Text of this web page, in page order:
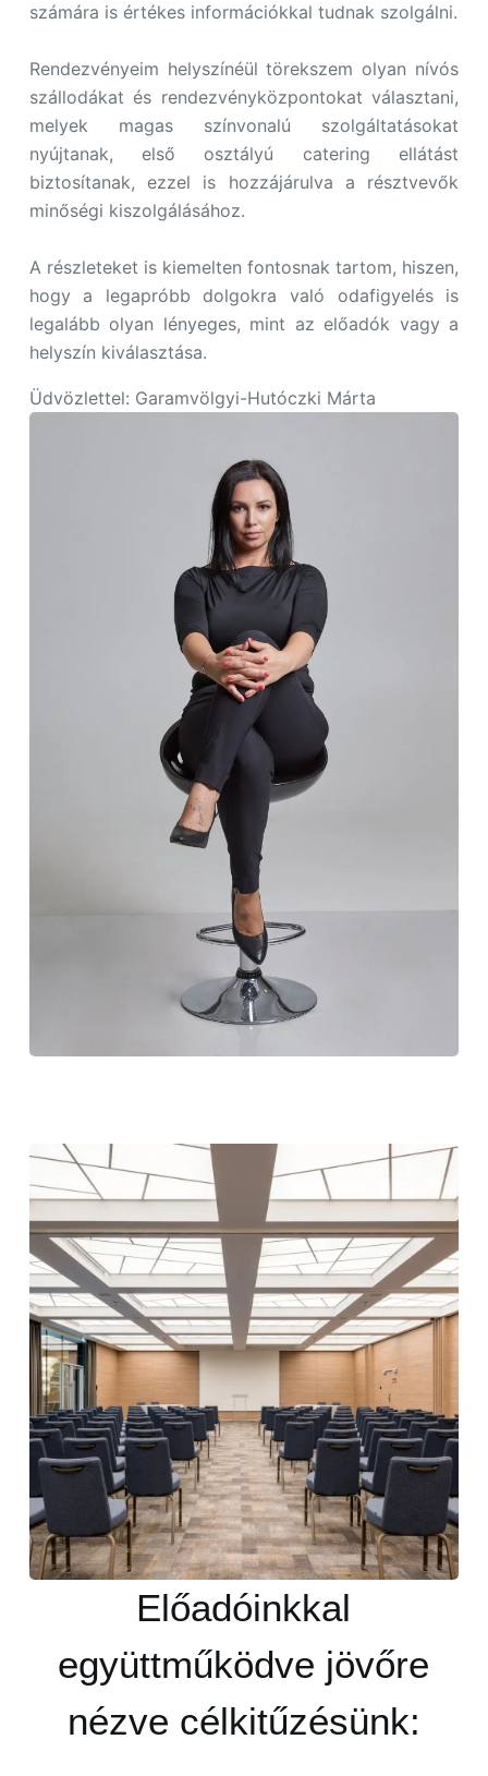
számára is értékes információkkal tudnak szolgálni.
Rendezvényeim helyszínéül törekszem olyan nívós
szállodákat és rendezvényközpontokat választani,
melyek magas színvonalú szolgáltatásokat
nyújtanak, első osztályú catering ellátást
biztosítanak, ezzel is hozzájárulva a résztvevők
minőségi kiszolgálásához.
A részleteket is kiemelten fontosnak tartom, hiszen,
hogy a legapróbb dolgokra való odafigyelés is
legalább olyan lényeges, mint az előadók vagy a
helyszín kiválasztása.
Üdvözlettel: Garamvölgyi-Hutóczki Márta
Előadóinkkal
együttműködve jövőre
nézve célkitűzésünk: